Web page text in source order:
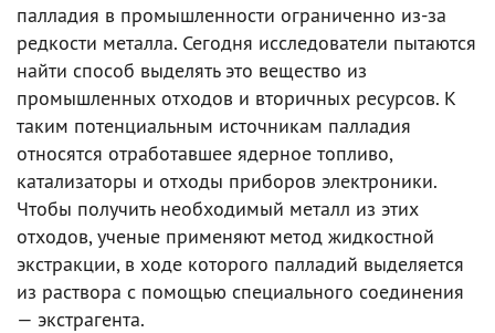
палладия в промышленности ограниченно из-за
редкости металла. Сегодня исследователи пытаются
найти способ выделять это вещество из
промышленных отходов и вторичных ресурсов. К
таким потенциальным источникам палладия
относятся отработавшее ядерное топливо,
катализаторы и отходы приборов электроники.
Чтобы получить необходимый металл из этих
отходов, ученые применяют метод жидкостной
экстракции, в ходе которого палладий выделяется
из раствора с помощью специального соединения
— экстрагента.